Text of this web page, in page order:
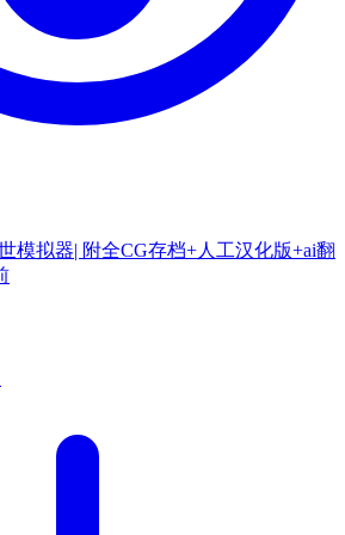
模拟器| 附全CG存档+人工汉化版+ai翻